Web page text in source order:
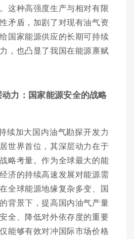
这种高强度生产与相对有限
矛盾，加剧了对现有油气资
国家能源供应的长期可持续
，也凸显了我国在能源禀赋
力：国家能源安全的战略
续加大国内油气勘探开发力
世界首位，其深层动力在于
略考量。作为全球最大的能
济的持续高速发展对能源需
全球能源地缘复杂多变、国
背景下，提高国内油气产量
全、降低对外依存度的重要
能够有效对冲国际市场价格